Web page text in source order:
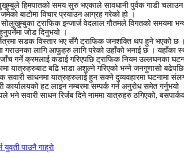
हिमपातको समय सुरु भएकाले सावधानी पुर्वक गाडी
बाटोमा विचार प्रयाउन आग्रह गरेको हो ।
ट्राफिक इन्जार्ज वेदलाल गौतमले विगतको समयमा
जोड दिनुभयो ।
सडक विस्तार भए सँगै ट्राफिक जनशक्ति थप हुने भएको छ
गराउनका लागि आफुहरु लागि परेको उहाँको भनाई छ । यहाँका
गर्ने क्रमलाई कडाई गरिएपछि ट्राफिक नियम उल्लघनका
यात्रुहरुबाट बढि भाडा अशुल्ने गरिएको भन्ने जनगुणासो
सवारी साधनमा यात्रुहरुलाई हुन सक्ने दुव्यवहारमा घटनामा
कार्यालयको हट लाइन नम्बरमा सम्पर्क गर्न अनुरोध समेत गर्नुभयो ।
सवारी साधन रिर्जब दिने नाममा यात्रुहरु ठगिएको,
पाउनै गाह्राे